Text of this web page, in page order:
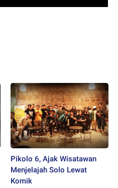
Pikolo 6, Ajak Wisatawan
Menjelajah Solo Lewat
Komik